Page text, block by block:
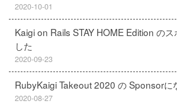
2020-10-01
Kaigi on Rails STAY HOME Edition のス
した
2020-09-23
RubyKaigi Takeout 2020 の Sponsorに
2020-08-27